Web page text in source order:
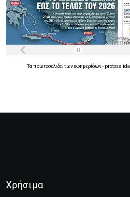
Τα πρωτοσέλιδα τωνεφημερίδων- protoselida
Χρήσιμα